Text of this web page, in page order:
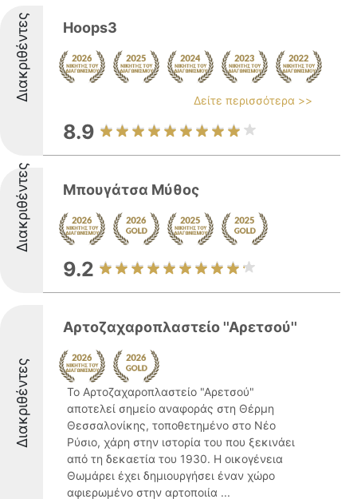
Διακριθέντες Hoops3
Δείτε περισσότερα >>
8.9
Διακριθέντες Μπουγάτσα Μύθος
9.2
Διακριθέντες
Αρτοζαχαροπλαστείο ''Αρετσού''
Το Αρτοζαχαροπλαστείο "Αρετσού"
αποτελεί σημείο αναφοράς στη Θέρμη
Θεσσαλονίκης, τοποθετημένο στο Νέο
Ρύσιο, χάρη στην ιστορία του που ξεκινάει
από τη δεκαετία του 1930. Η οικογένεια
Θωμάρει έχει δημιουργήσει έναν χώρο
αφιερωμένο στην αρτοποιία ...